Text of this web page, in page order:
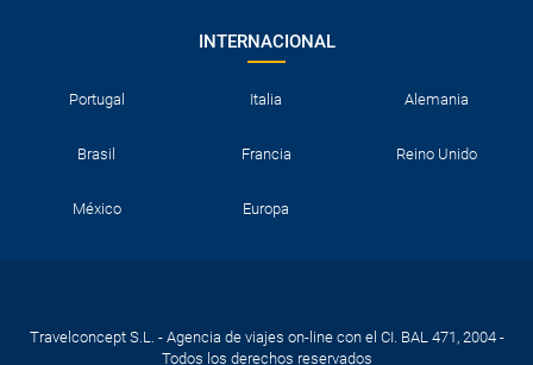
INTERNACIONAL
Portugal Italia Alemania
Brasil Francia Reino Unido
México Europa
Travelconcept S.L. - Agencia de viajes on-line con el CI. BAL 471, 2004 -
Todos los derechos reservados